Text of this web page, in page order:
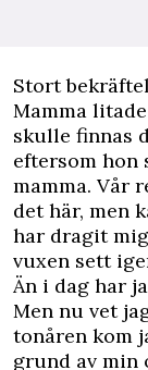
Stort
Mamma
skulle finnas
eftersom hon
mamma. Vår
det här, men
har dragit
vuxen sett
Än i dag har
Men nu vet
tonåren kom
grund av min